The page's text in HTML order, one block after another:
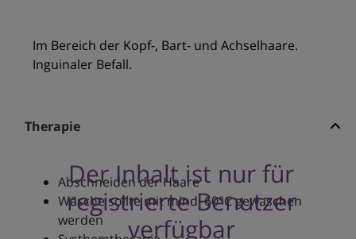
Im Bereich der Kopf-, Bart- und Achselhaare.
Inguinaler Befall.
Therapie
Der Inhalt ist nur für
registrierte Benutzer
verfügbar
Abschneiden der Haare
Wäsche sollte mit mind. 60°C gewaschen
werden